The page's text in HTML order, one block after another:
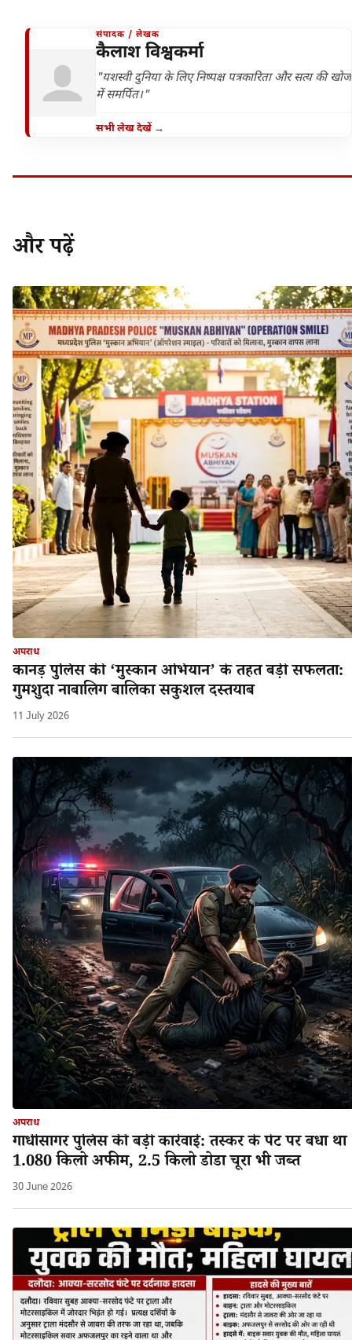
संपादक / लेखक
कैलाश विश्वकर्मा
"यशस्वी दुनिया के लिए निष्पक्ष पत्रकारिता और सत्य की खोज
में समर्पित।"
सभी लेख देखें →
और पढ़ें
अपराध
कानड़ पुलिस की ‘मुस्कान अभियान’ के तहत बड़ी सफलता:
गुमशुदा नाबालिग बालिका सकुशल दस्तयाब
11 July 2026
अपराध
गांधीसागर पुलिस की बड़ी कार्रवाई: तस्कर के पेट पर बंधा था
1.080 किलो अफीम, 2.5 किलो डोडा चूरा भी जब्त
30 June 2026